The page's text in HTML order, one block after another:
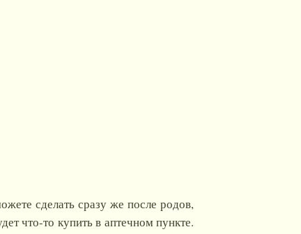
сделать сразу же после родов,
что-то купить в аптечном пункте.